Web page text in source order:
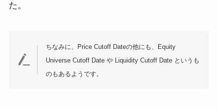
た。
ちなみに、Price Cutoff Dateの他にも、Equity
Universe Cutoff Date や Liquidity Cutoff Date というも
のもあるようです。